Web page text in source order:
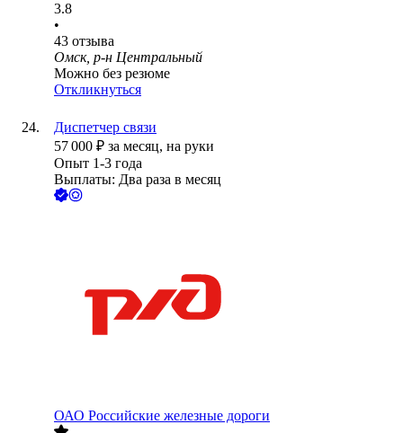
3.8
•
43 отзыва
Омск, р-н Центральный
Можно без резюме
Откликнуться
Диспетчер связи
57 000 ₽ за месяц, на руки
Опыт 1-3 года
Выплаты: Два раза в месяц
ОАО Российские железные дороги